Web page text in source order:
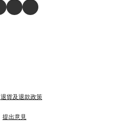
退貨及退款政策
提出意見